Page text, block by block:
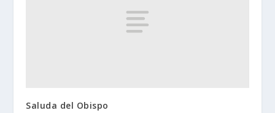
Saluda del Obispo